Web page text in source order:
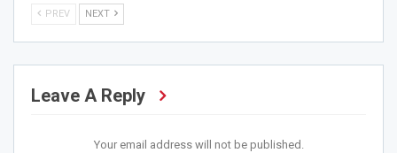
PREV NEXT
Leave A Reply
Your email address will not be published.